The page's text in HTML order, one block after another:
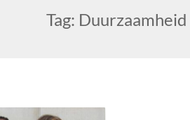
Tag: Duurzaamheid